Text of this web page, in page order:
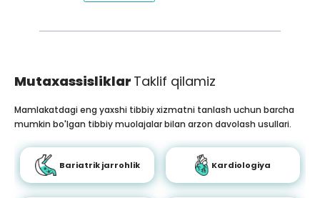
Mutaxassisliklar Taklif qilamiz
Mamlakatdagi eng yaxshi tibbiy xizmatni tanlash uchun barcha
mumkin bo'lgan tibbiy muolajalar bilan arzon davolash usullari.
Bariatrik jarrohlik Kardiologiya